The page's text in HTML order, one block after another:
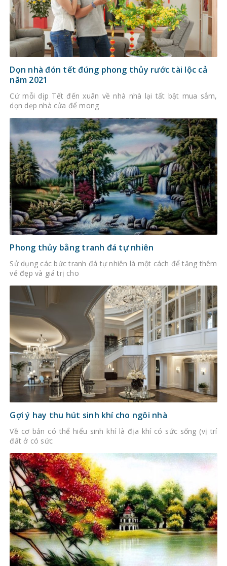
Dọn nhà đón tết đúng phong thủy rước tài lộc cả
năm 2021
Cứ mỗi dịp Tết đến xuân về nhà nhà lại tất bật mua sắm,
dọn dẹp nhà cửa để mong
Phong thủy bằng tranh đá tự nhiên
Sử dụng các bức tranh đá tự nhiên là một cách để tăng thêm
vẻ đẹp và giá trị cho
Gợi ý hay thu hút sinh khí cho ngôi nhà
Về cơ bản có thể hiểu sinh khí là địa khí có sức sống (vị trí
đất ở có sức